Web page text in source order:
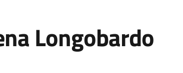
Longobardo